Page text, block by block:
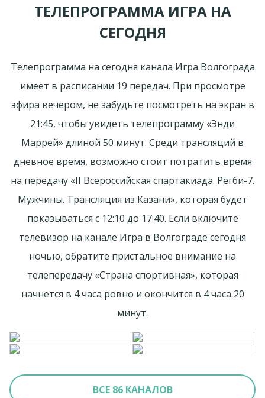
ТЕЛЕПРОГРАММА ИГРА НА
СЕГОДНЯ
Телепрограмма на сегодня канала Игра Волгограда
имеет в расписании 19 передач. При просмотре
эфира вечером, не забудьте посмотреть на экран в
21:45, чтобы увидеть телепрограмму «Энди
Маррей» длиной 50 минут. Среди трансляций в
дневное время, возможно стоит потратить время
на передачу «II Всероссийская спартакиада. Регби-7.
Мужчины. Трансляция из Казани», которая будет
показываться с 12:10 до 17:40. Если включите
телевизор на канале Игра в Волгограде сегодня
ночью, обратите пристальное внимание на
телепередачу «Страна спортивная», которая
начнется в 4 часа ровно и окончится в 4 часа 20
минут.
ВСЕ 86 КАНАЛОВ